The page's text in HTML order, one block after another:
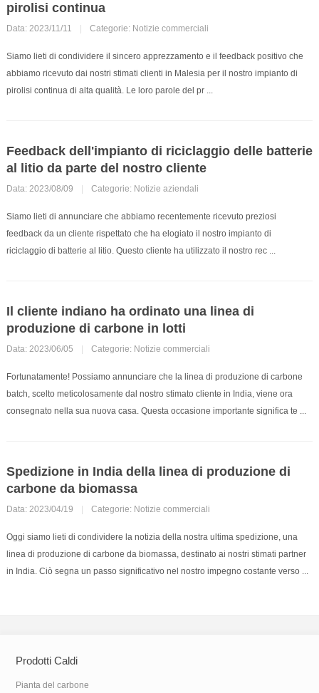
pirolisi continua
Data: 2023/11/11 Categorie: Notizie commerciali
Siamo lieti di condividere il sincero apprezzamento e il feedback positivo che
abbiamo ricevuto dai nostri stimati clienti in Malesia per il nostro impianto di
pirolisi continua di alta qualità. Le loro parole del pr ...
Feedback dell'impianto di riciclaggio delle batterie
al litio da parte del nostro cliente
Data: 2023/08/09 Categorie: Notizie aziendali
Siamo lieti di annunciare che abbiamo recentemente ricevuto preziosi
feedback da un cliente rispettato che ha elogiato il nostro impianto di
riciclaggio di batterie al litio. Questo cliente ha utilizzato il nostro rec ...
Il cliente indiano ha ordinato una linea di
produzione di carbone in lotti
Data: 2023/06/05 Categorie: Notizie commerciali
Fortunatamente! Possiamo annunciare che la linea di produzione di carbone
batch, scelto meticolosamente dal nostro stimato cliente in India, viene ora
consegnato nella sua nuova casa. Questa occasione importante significa te ...
Spedizione in India della linea di produzione di
carbone da biomassa
Data: 2023/04/19 Categorie: Notizie commerciali
Oggi siamo lieti di condividere la notizia della nostra ultima spedizione, una
linea di produzione di carbone da biomassa, destinato ai nostri stimati partner
in India. Ciò segna un passo significativo nel nostro impegno costante verso ...
Prodotti Caldi
Pianta del carbone